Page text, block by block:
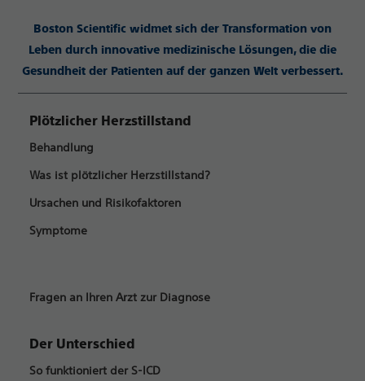
Boston Scientific widmet sich der Transformation von
Leben durch innovative medizinische Lösungen, die die
Gesundheit der Patienten auf der ganzen Welt verbessert.
Plötzlicher Herzstillstand
Behandlung
Was ist plötzlicher Herzstillstand?
Ursachen und Risikofaktoren
Symptome
Fragen an Ihren Arzt zur Diagnose
Der Unterschied
So funktioniert der S-ICD